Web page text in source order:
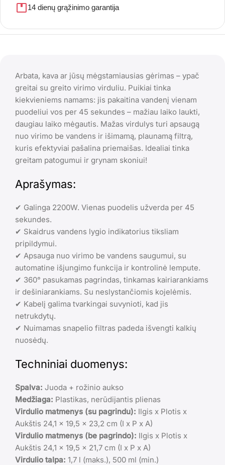
14 dienų grąžinimo garantija
Arbata, kava ar jūsų mėgstamiausias gėrimas – ypač
greitai su greito virimo virduliu. Puikiai tinka
kiekvieniems namams: jis pakaitina vandenį vienam
puodeliui vos per 45 sekundes – mažiau laiko laukti,
daugiau laiko mėgautis. Mažas virdulys turi apsaugą
nuo virimo be vandens ir išimamą, plaunamą filtrą,
kuris efektyviai pašalina priemaišas. Idealiai tinka
greitam patogumui ir grynam skoniui!
Aprašymas:
✔ Galinga 2200W. Vienas puodelis užverda per 45
sekundes.
✔ Skaidrus vandens lygio indikatorius tiksliam
pripildymui.
✔ Apsauga nuo virimo be vandens saugumui, su
automatine išjungimo funkcija ir kontrolinė lempute.
✔ 360° pasukamas pagrindas, tinkamas kairiarankiams
ir dešiniarankiams. Su neslystančiomis kojelėmis.
✔ Kabelį galima tvarkingai suvynioti, kad jis
netrukdytų.
✔ Nuimamas snapelio filtras padeda išvengti kalkių
nuosėdų.
Techniniai duomenys:
Spalva: Juoda + rožinio aukso
Medžiaga: Plastikas, nerūdijantis plienas
Virdulio matmenys (su pagrindu): Ilgis x Plotis x
Aukštis 24,1 x 19,5 x 23,2 cm (I x P x A)
Virdulio matmenys (be pagrindo): Ilgis x Plotis x
Aukštis 24,1 x 19,5 x 21,7 cm (I x P x A)
Virdulio talpa: 1,7 l (maks.), 500 ml (min.)